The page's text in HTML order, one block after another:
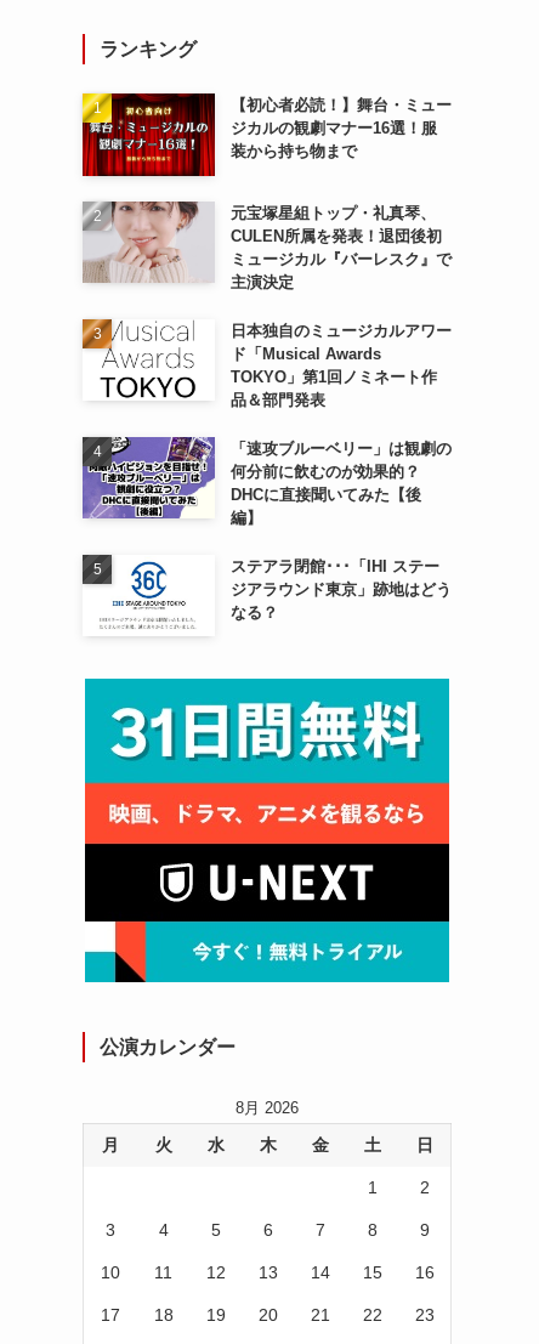
ランキング
【初心者必読！】舞台・ミュー
ジカルの観劇マナー16選！服
装から持ち物まで
元宝塚星組トップ・礼真琴、
CULEN所属を発表！退団後初
ミュージカル『バーレスク』で
主演決定
日本独自のミュージカルアワー
ド「Musical Awards
TOKYO」第1回ノミネート作
品＆部門発表
「速攻ブルーベリー」は観劇の
何分前に飲むのが効果的？
DHCに直接聞いてみた【後
編】
ステアラ閉館･･･「IHI ステー
ジアラウンド東京」跡地はどう
なる？
公演カレンダー
8月 2026
月 火 水 木 金 土 日
1 2
3 4 5 6 7 8 9
10 11 12 13 14 15 16
17 18 19 20 21 22 23